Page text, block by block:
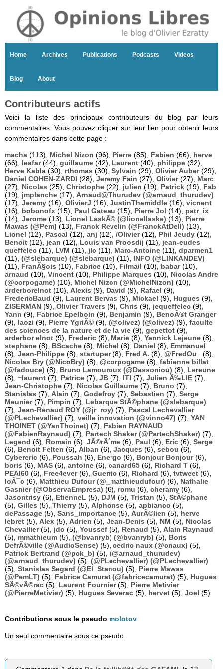
Home Archives Publications Podcasts Videos
Blog About
Contributeurs actifs
Voici la liste des principaux contributeurs du blog par leurs
commentaires. Vous pouvez cliquer sur leur lien pour obtenir leurs
commentaires dans cette page :
macha (113), Michel Nizon (96), Pierre (85), Fabien (66), herve
(66), leafar(44), guillaume (42), Laurent (40), philippe (32),
Herve Kabla (30), rthomas (30), Sylvain (29), Olivier Auber(29),
Daniel COHEN-ZARDI (28), Jeremy Fain (27), Olivier(27), Marc
(27), Nicolas (25), Christophe (22), julien (19), Patrick (19), Fab
(19), jmplanche (17), Arnaud@Thurudev (@arnaud_thurudev)
(17), Jeremy (16), OlivierJ (16), JustinThemiddle (16), vicnent
(16), bobonofx (15), Paul Gateau (15), Pierre Jol (14), patr_ix
(14), Jerome (13), Lionel LaskÃ© (@lionellaske) (13), Pierre
Mawas (@Pem) (13), Franck Revelin (@FranckAtDell) (13),
Lionel (12), Pascal (12), anj (12), /Olivier(12), Phil Jeudy (12),
Benoit (12), jean (12), Louis van Proosdij (11), jean-eudes
queffelec (11), LVM (11), jlc (11), Marc-Antoine (11), dparmen1
(11), (@slebarque) (@slebarque) (11), INFO (@LINKANDEV)
(11), FranÃ§ois (10), Fabrice (10), Filmail (10), babar(10),
arnaud (10), Vincent (10), Philippe Marques (10), Nicolas Andre
(@corpogame) (10), Michel Nizon (@MichelNizon) (10),
arderborelnot (10), Alexis (9), David (9), Rafael (9),
FredericBaud (9), Laurent Bervas (9), Mickael (9), Hugues (9),
ZISERMAN (9), Olivier Travers (9), Chris (9), jequeffelec (9),
Yann (9), Fabrice Epelboin (9), Benjamin (9), BenoÃ®t Granger
(9), laozi (9), Pierre YgriÃ© (9), (@olivez) (@olivez) (9), faculte
des sciences de la nature et de la vie (9), gepettot (9),
arderbor elnot (9), Frederic (8), Marie (8), Yannick Lejeune (8),
stephane (8), BScache (8), Michel (8), Daniel (8), Emmanuel
(8), Jean-Philippe (8), startuper(8), Fred A. (8), @FredOu_
(8),
Nicolas Bry (@NicoBry) (8), @corpogame (8), fabienne billat
(@fadouce) (8), Bruno Lamouroux (@Dassoniou) (8), Lereune
(8), ~laurent (7), Patrice (7), JB (7), ITI (7), Julien Ã‰LIE (7),
Jean-Christophe (7), Nicolas Guillaume (7), Bruno (7),
Stanislas (7), Alain (7), Godefroy (7), Sebastien (7), Serge
Meunier(7), Pimpin (7), Lebarque StÃ©phane (@slebarque)
(7), Jean-Renaud ROY (@jr_roy) (7), Pascal Lechevallier
(@PLechevallier) (7), veille innovation (@vinno47) (7), YAN
THOINET (@YanThoinet) (7), Fabien RAYNAUD
(@FabienRaynaud) (7), Partech Shaker (@PartechShaker) (7),
Legend (6), Romain (6), JÃ©rÃ´me (6), Paul (6), Eric (6), Serge
(6), Benoit Felten (6), Alban (6), Jacques (6), sebou (6),
Cybereric (6), Poussah (6), Energo (6), Bonjour Bonjour(6),
boris (6), MAS (6), antoine (6), canard65 (6), Richard T (6),
PEAI60 (6), Free4ever(6), Guerric (6), Richard (6), tvtweet (6),
loÃ¯c (6), Matthieu Dufour (@_matthieudufour) (6), Nathalie
Gasnier (@ObservaEmpresa) (6), romu (6), cheramy (6),
Jasontrisy (6), EtienneL (5), DJM (5), Tristan (5), StÃ©phane
(5), Gilles (5), Thierry (5), Alphonse (5), apbianco (5),
dePassage (5), Sans_importance (5), AurÃ©lien (5), herve
lebret (5), Alex (5), Adrien (5), Jean-Denis (5), NM (5), Nicolas
Chevallier(5), jdo (5), Youssef (5), Renaud (5), Alain Raynaud
(5), mmathieum (5), (@bvanryb) (@bvanryb) (5), Boris
DefrÃ©ville (@AudioSense) (5), cedric naux (@cnaux) (5),
Patrick Bertrand (@pck_b) (5), (@arnaud_thurudev)
(@arnaud_thurudev) (5), (@PLechevallier) (@PLechevallier)
(5), Stanislas Segard (@El_Stanou) (5), Pierre Mawas
(@PemLT) (5), Fabrice Camurat (@fabricecamurat) (5), Hugues
SÃ©vÃ©rac (5), Laurent Fournier(5), Pierre Metivier
(@PierreMetivier) (5), Hugues Severac (5), hervet (5), Joel (5)
Contributions sous le pseudo molotov
Un seul commentaire sous ce pseudo.